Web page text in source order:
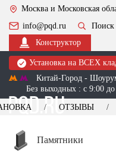
Москва и Московская
info@pqd.ru
Поиск
Конструктор
Установка на ВСЕХ
Китай-Город -
Без выходных : с 9:00
+7 (495) 518-44-
ОТЗЫВЫ
Памятники